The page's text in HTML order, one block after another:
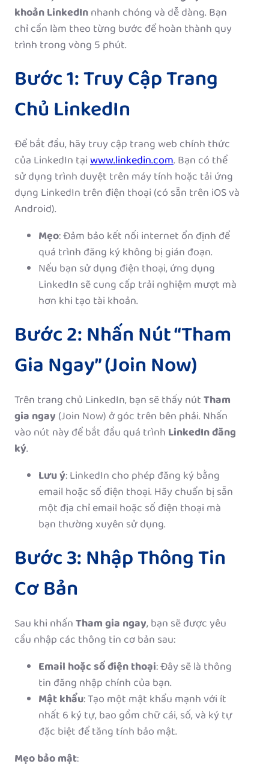
khoản LinkedInnhanh chóng và dễ dàng. Bạn
chỉ cần làm theo từng bước để hoàn thành quy
trình trong vòng 5 phút.
Bước 1: Truy Cập Trang
Chủ LinkedIn
Để bắt đầu, hãy truy cập trang web chính thức
của LinkedIn tạiwww.linkedin.com. Bạn có thể
sử dụng trình duyệt trên máy tính hoặc tải ứng
dụng LinkedIn trên điện thoại (có sẵn trên iOS và
Android).
Mẹo: Đảm bảo kết nối internet ổn định để
quá trình đăng ký không bị gián đoạn.
Nếu bạn sử dụng điện thoại, ứng dụng
LinkedIn sẽ cung cấp trải nghiệm mượt mà
hơn khi tạo tài khoản.
Bước 2: Nhấn Nút “Tham
Gia Ngay” (Join Now)
Trên trang chủ LinkedIn, bạn sẽ thấy nútTham
gia ngay (Join Now) ở góc trên bên phải. Nhấn
vào nút này để bắt đầu quá trình LinkedIn đăng
ký.
Lưu ý: LinkedIn cho phép đăng ký bằng
email hoặc số điện thoại. Hãy chuẩn bị sẵn
một địa chỉ email hoặc số điện thoại mà
bạn thường xuyên sử dụng.
Bước 3: Nhập Thông Tin
Cơ Bản
Sau khi nhấnTham gia ngay, bạn sẽ được yêu
cầu nhập các thông tin cơ bản sau:
Email hoặc số điện thoại: Đây sẽ là thông
tin đăng nhập chính của bạn.
Mật khẩu: Tạo một mật khẩu mạnh với ít
nhất 6 ký tự, bao gồm chữ cái, số, và ký tự
đặc biệt để tăng tính bảo mật.
Mẹo bảo mật: